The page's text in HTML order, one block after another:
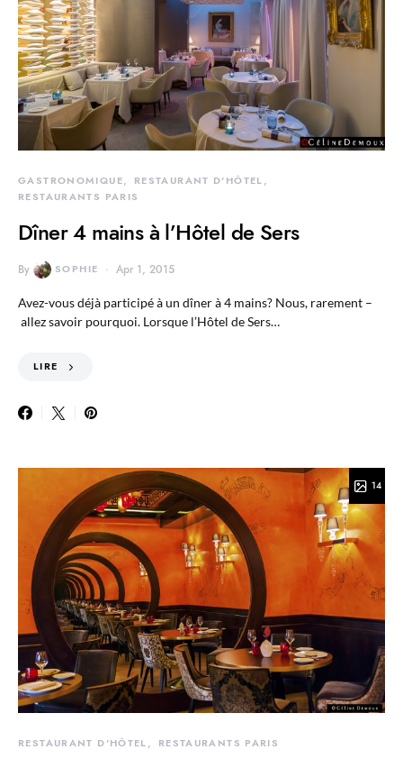
GASTRONOMIQUE
RESTAURANT D'HÔTEL
RESTAURANTS PARIS
Dîner 4 mains à l’Hôtel de Sers
By SOPHIE Apr 1, 2015
Avez-vous déjà participé à un dîner à 4 mains? Nous, rarement –
allez savoir pourquoi. Lorsque l’Hôtel de Sers…
LIRE
14
RESTAURANT D'HÔTEL RESTAURANTS PARIS